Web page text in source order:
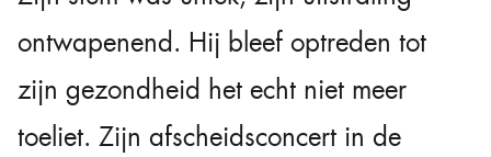
ontwapenend. Hij bleef optreden tot
zijn gezondheid het echt niet meer
toeliet. Zijn afscheidsconcert in de